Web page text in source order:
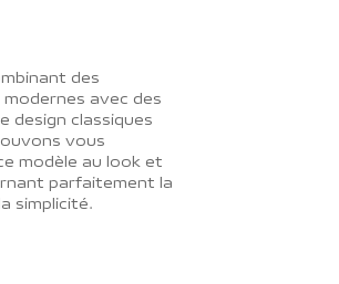
des
avec des
design classiques
vous
modèle au look et
parfaitement la
simplicité.